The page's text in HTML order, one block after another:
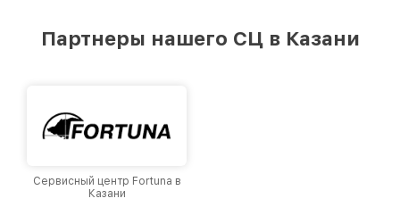
Казани, постоянно повышая уровень доверия
Партнеры нашего СЦ в Казани
Сервисный центр Fortuna в
Казани